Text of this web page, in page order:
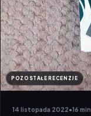
POZOSTAŁE RECENZJE
14 listopada 2022•16